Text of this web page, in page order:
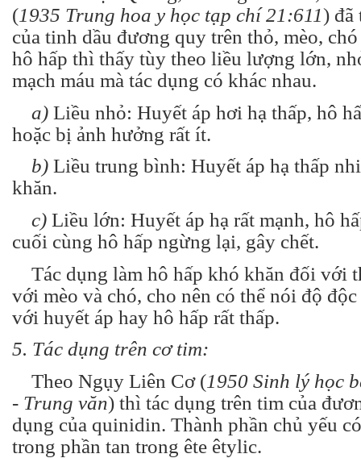
(1935 Trung hoa y học tạp chí 21:611) đã
của tinh dầu đương quy trên thỏ, mèo,
hô hấp thì thấy tùy theo liều lượng lớn,
mạch máu mà tác dụng có khác nhau.
a) Liều nhỏ: Huyết áp hơi hạ thấp, hô
hoặc bị ảnh hưởng rất ít.
b) Liều trung bình: Huyết áp hạ thấp
khăn.
c) Liều lớn: Huyết áp hạ rất mạnh, hô
cuối cùng hô hấp ngừng lại, gây chết.
Tác dụng làm hô hấp khó khăn đối với
với mèo và chó, cho nên có thể nói độ
với huyết áp hay hô hấp rất thấp.
5. Tác dụng trên cơ tim:
Theo Ngụy Liên Cơ (1950 Sinh lý học
- Trung văn) thì tác dụng trên tim của
dụng của quinidin. Thành phần chủ yếu
trong phần tan trong ête êtylic.